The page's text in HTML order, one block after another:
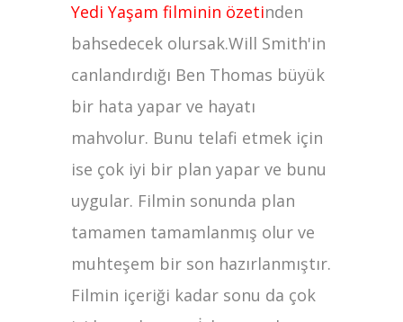
Yedi Yaşam filminin özetinden
bahsedecek olursak.Will Smith'in
canlandırdığı Ben Thomas büyük
bir hata yapar ve hayatı
mahvolur. Bunu telafi etmek için
ise çok iyi bir plan yapar ve bunu
uygular. Filmin sonunda plan
tamamen tamamlanmış olur ve
muhteşem bir son hazırlanmıştır.
Filmin içeriği kadar sonu da çok